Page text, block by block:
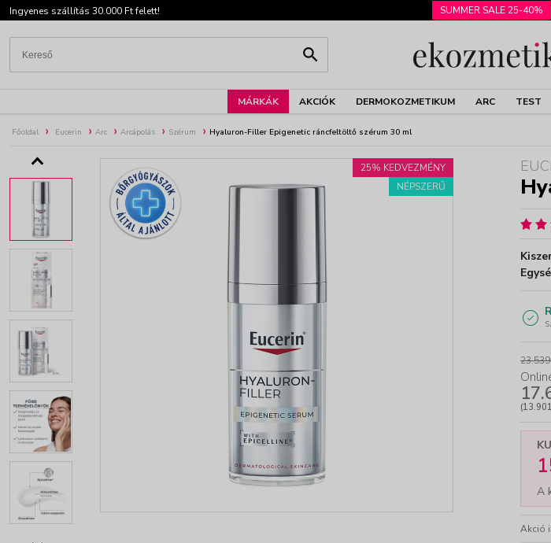
Ingyenes szállítás 30.000 Ft felett! SUMMER SALE 25-40%
MÁRKÁK AKCIÓK DERMOKOZMETIKUM ARC TEST
Főoldal Eucerin Arc Arcápolás Szérum Hyaluron-Filler Epigenetic ráncfeltöltő szérum 30 ml
25% KEDVEZMÉNY
NÉPSZERŰ
A
Akció